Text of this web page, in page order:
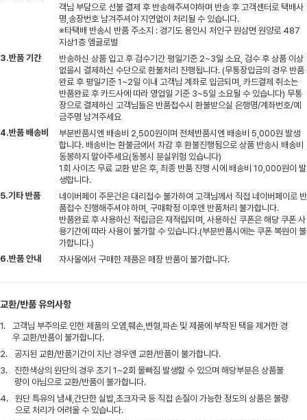
객님 부담으로 선불 결제 후 반송해주셔야하며 반송 후 고객센터로 택배사
명,송장번호 남겨주셔야 지연없이 처리될 수 있습니다.
※타택배 반송시 반품 주소지 : 경기도 용인시 처인구 원삼면 원양로 487
지상1층 엠글로벌
3.반품 기간
반송하신 상품 입고 후 검수기간 평일기준 2~3일 소요, 검수 후 상품 이상
없을시 결제하신 수단으로 환불처리 진행됩니다. (무통장입금의 경우 반품
완료 후 평일기준 1~2일 이내 고객님 계좌로 입금되며, 카드결제 취소는
반품완료 후 카드사에 따라 영업일 기준 3~5일 소요될 수 있습니다) 무통
장으로 결제하신 고객님들은 반품접수시 환불받으실 은행명/계좌번호/예
금주명 남겨주세요
4.반품 배송비
부분반품시엔 배송비 2,500원이며 전체반품시엔 배송비 5,000원 발생
합니다. 배송비는 환불금에서 차감 후 환불진행됨으로 상품 반송시 배송비
동봉하지 말아주세요(동봉시 분실위험 있습니다)
1회 사이즈 무료 교환 받은 후, 최종 반품 진행 시에 배송비 10,000원이 발
생합니다.
5.기타 반품
네이버페이 주문건은 대리접수 불가하여 고객님께서 직접 네이버페이로 반
품접수 진행해주셔야 하며, 구매확정 이후엔 반품처리 불가합니다.
반품완료 후 사용하신 적립금은 재적립되며, 사용하신 쿠폰은 해당 쿠폰 사
용기간에 따라 사용이 불가할 수 있습니다.(부분반품시에는 쿠폰 복원이 불
가합니다.)
6.반품 안내
자사몰에서 구매한 제품은 매장 반품이 불가합니다.
교환/반품 유의사항
1.
고객님 부주의로 인한 제품의 오염,훼손,변형,파손 및 제품에 부착된 택을 제거한 경
우 교환/반품이 불가합니다.
2.
공지된 교환/반품기간이 지난 경우엔 교환/반품이 불가합니다.
3.
진한색상의 원단의 경우 초기 1~2회 물빠짐 발생할 수 있으며 해당부분은 상품불
량이 아님으로 교환/반품이 불가합니다.
4.
원단 특유의 냄새,간단한 실밥,초크자국 등 직접 손질이 가능한 정도의 상품은 불량
으로 처리가 어려울 수 있습니다.